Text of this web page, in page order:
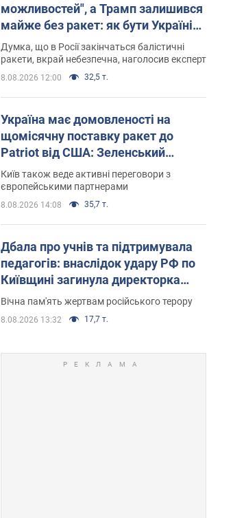
можливостей", а Трамп залишився
майже без ракет: як бути Україні?
Інтерв’ю з Мельником
Думка, що в Росії закінчаться балістичні
ракети, вкрай небезпечна, наголосив експерт
8.08.2026 12:00 32,5 т.
Україна має домовленості на
щомісячну поставку ракет до
Patriot від США: Зеленський
розкрив подробиці
Київ також веде активні переговори з
європейськими партнерами
8.08.2026 14:08 35,7 т.
Дбала про учнів та підтримувала
педагогів: внаслідок удару РФ по
Київщині загинула директорка
київського ліцею, її чоловік та онук
Вічна пам'ять жертвам російського терору
8.08.2026 13:32 17,7 т.